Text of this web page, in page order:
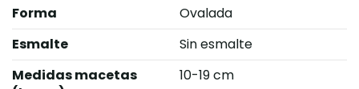
Forma
Ovalada
Esmalte
Sin esmalte
Medidas macetas
10-19 cm